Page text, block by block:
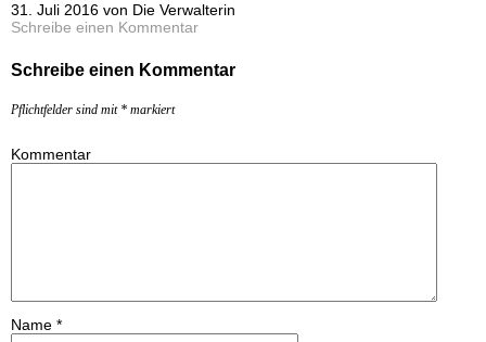
31. Juli 2016 von Die Verwalterin
Schreibe einen Kommentar
Schreibe einen Kommentar
Pflichtfelder sind mit * markiert
Kommentar
Name *